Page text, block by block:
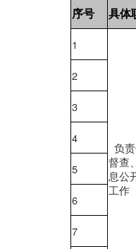
序号 具体
1
负
督查
息公
工作
2
3
4
5
6
7